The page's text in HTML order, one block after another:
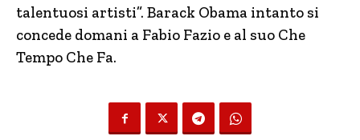
talentuosi artisti”. Barack Obama intanto si
concede domani a Fabio Fazio e al suo Che
Tempo Che Fa.